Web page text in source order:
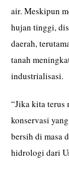
air. Meskipun
hujan tinggi,
daerah,
tanah
industrialisasi.
“Jika kita terus
konservasi
bersih di masa
hidrologi dari